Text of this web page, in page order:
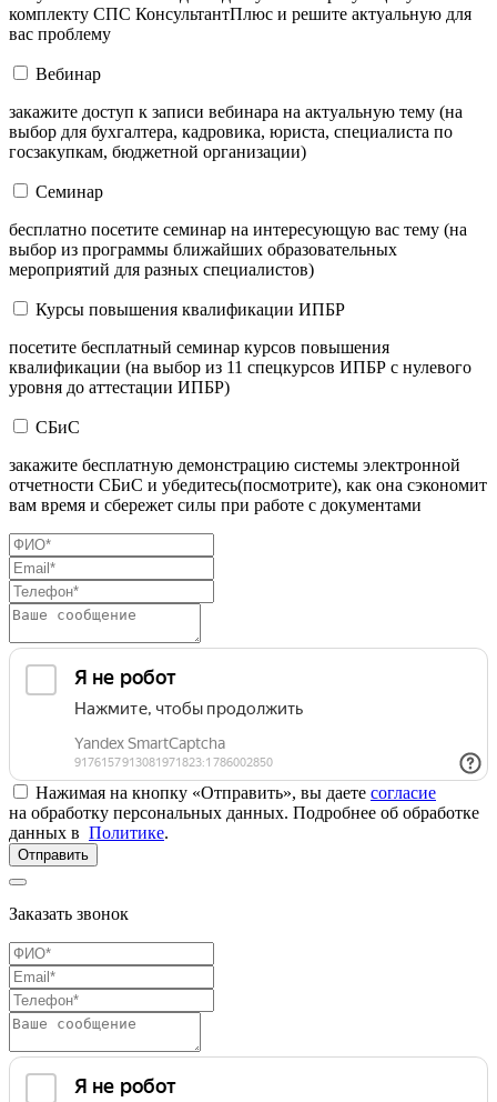
комплекту СПС КонсультантПлюс и решите актуальную для
вас проблему
Вебинар
закажите доступ к записи вебинара на актуальную тему (на
выбор для бухгалтера, кадровика, юриста, специалиста по
госзакупкам, бюджетной организации)
Семинар
бесплатно посетите семинар на интересующую вас тему (на
выбор из программы ближайших образовательных
мероприятий для разных специалистов)
Курсы повышения квалификации ИПБР
посетите бесплатный семинар курсов повышения
квалификации (на выбор из 11 спецкурсов ИПБР с нулевого
уровня до аттестации ИПБР)
СБиС
закажите бесплатную демонстрацию системы электронной
отчетности СБиС и убедитесь(посмотрите), как она сэкономит
вам время и сбережет силы при работе с документами
Нажимая на кнопку «Отправить», вы даете согласие
на обработку персональных данных. Подробнее об обработке
данных в Политике.
Отправить
Заказать звонок